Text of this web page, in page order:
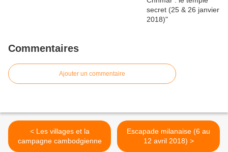
Commentaires
Ajouter un commentaire
< Les villages et la
campagne cambodgienne
Escapade milanaise (6 au
12 avril 2018) >